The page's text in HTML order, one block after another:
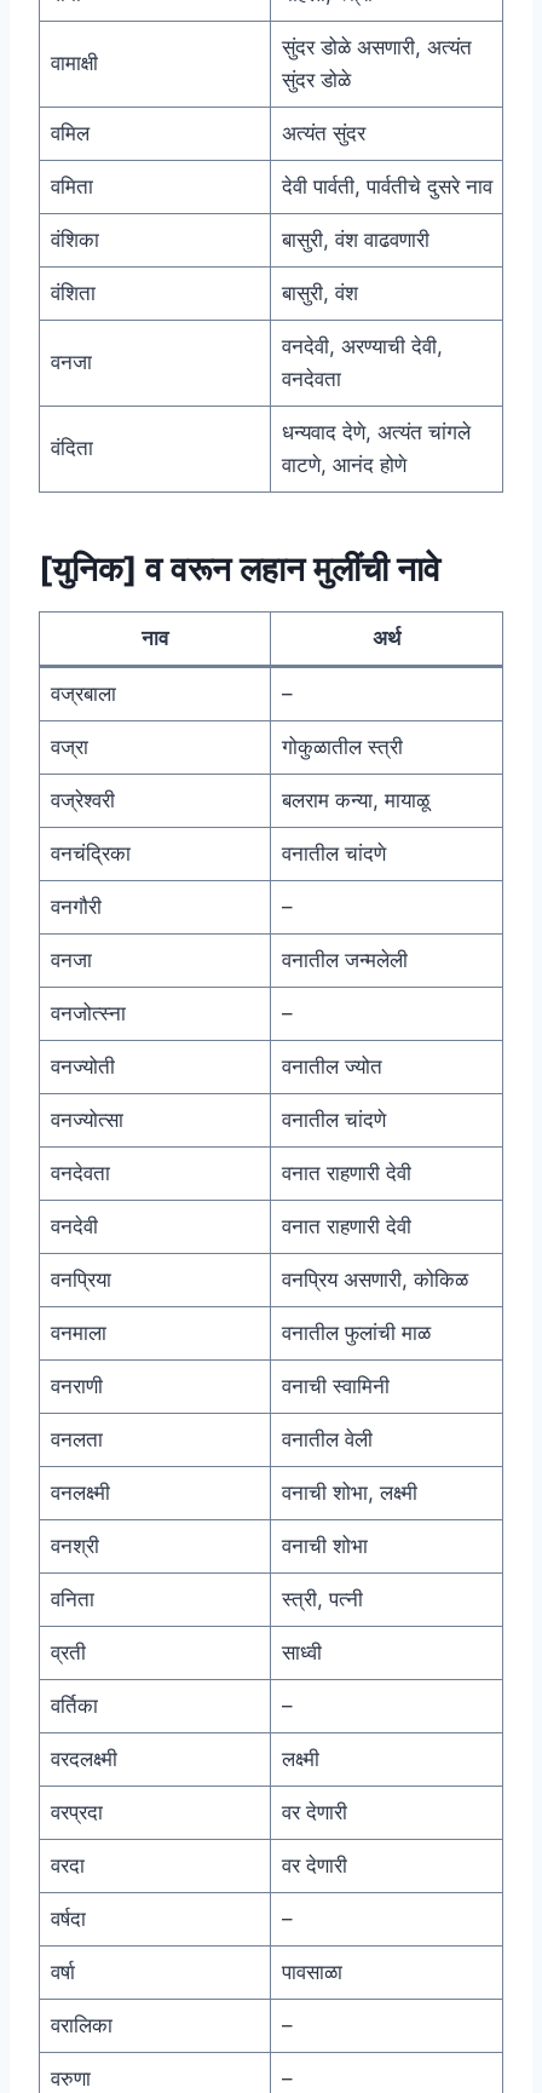
वामाक्षी
सुंदर डोळे असणारी, अत्यंत
सुंदर डोळे
वमिल अत्यंत सुंदर
वमिता देवी पार्वती, पार्वतीचे दुसरे नाव
वंशिका बासुरी, वंश वाढवणारी
वंशिता बासुरी, वंश
वनजा
वनदेवी, अरण्याची देवी,
वनदेवता
वंदिता
धन्यवाद देणे, अत्यंत चांगले
वाटणे, आनंद होणे
[युनिक] व वरून लहान मुलींची नावे
नाव अर्थ
वज्रबाला –
वज्रा गोकुळातील स्त्री
वज्रेश्वरी बलराम कन्या, मायाळू
वनचंद्रिका वनातील चांदणे
वनगौरी –
वनजा वनातील जन्मलेली
वनजोत्स्ना –
वनज्योती वनातील ज्योत
वनज्योत्सा वनातील चांदणे
वनदेवता वनात राहणारी देवी
वनदेवी वनात राहणारी देवी
वनप्रिया वनप्रिय असणारी, कोकिळ
वनमाला वनातील फुलांची माळ
वनराणी वनाची स्वामिनी
वनलता वनातील वेली
वनलक्ष्मी वनाची शोभा, लक्ष्मी
वनश्री वनाची शोभा
वनिता स्त्री, पत्नी
व्रती साध्वी
वर्तिका –
वरदलक्ष्मी लक्ष्मी
वरप्रदा वर देणारी
वरदा वर देणारी
वर्षदा –
वर्षा पावसाळा
वरालिका –
वरुणा –